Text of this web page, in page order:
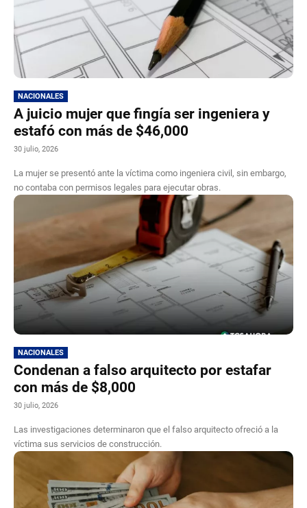
NACIONALES
A juicio mujer que fingía ser ingeniera y
estafó con más de $46,000
30 julio, 2026
La mujer se presentó ante la víctima como ingeniera civil, sin embargo,
no contaba con permisos legales para ejecutar obras.
NACIONALES
Condenan a falso arquitecto por estafar
con más de $8,000
30 julio, 2026
Las investigaciones determinaron que el falso arquitecto ofreció a la
víctima sus servicios de construcción.